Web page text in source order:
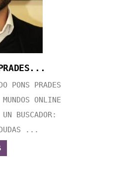
PONS PRADES
ONLINE
BUSCADOR:
...